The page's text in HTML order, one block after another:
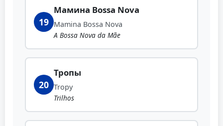
19
Мамина Bossa Nova
Mamina Bossa Nova
A Bossa Nova da Mãe
20
Тропы
Tropy
Trilhos